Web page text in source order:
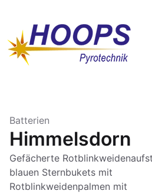
Batterien
Himmelsdorn
Gefächerte
blauen Sternbukets mit
Rotblinkweidenpalmen mit